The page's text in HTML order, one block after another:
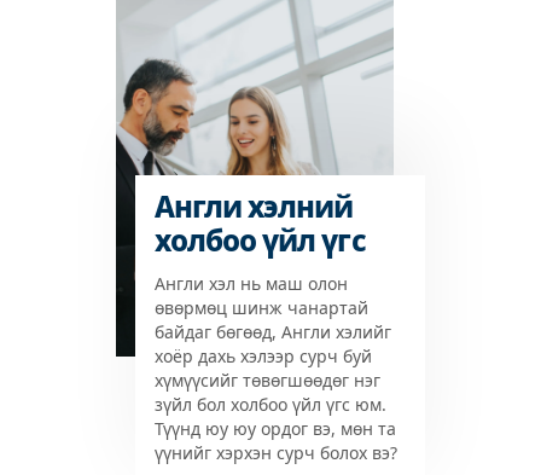
Англи хэлний
холбоо үйл үгс
Англи хэл нь маш олон
өвөрмөц шинж чанартай
байдаг бөгөөд, Англи хэлийг
хоёр дахь хэлээр сурч буй
хүмүүсийг төвөгшөөдөг нэг
зүйл бол холбоо үйл үгс юм.
Түүнд юу юу ордог вэ, мөн та
үүнийг хэрхэн сурч болох вэ?